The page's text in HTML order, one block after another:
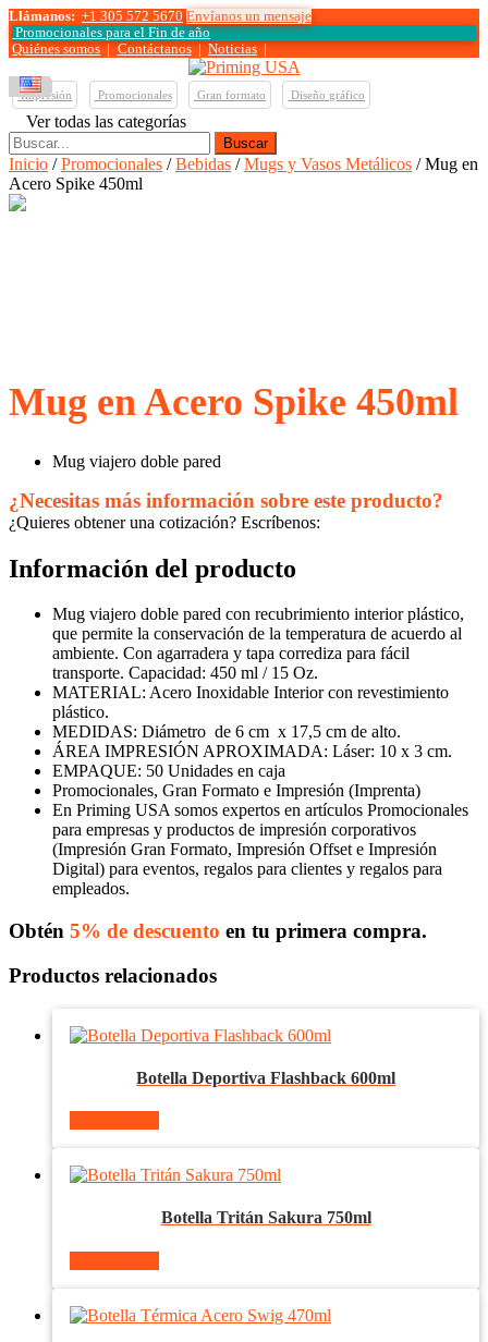
Llámanos: +1 305 572 5670 Envíanos un mensaje
Promocionales para elFin de año
Quiénes somos
Contáctanos Noticias
Impresión Promocionales Gran formato Diseño gráfico
Ver todas las categorías
Buscar:
Inicio /Promocionales /Bebidas /Mugs y Vasos Metálicos / Mug en
Acero Spike 450ml
Mug en Acero Spike 450ml
Mug viajero doble pared
¿Necesitas más información sobre este producto?
¿Quieres obtener una cotización? Escríbenos:
Información del producto
Mug viajero doble pared con recubrimiento interior plástico,
que permite la conservación de la temperatura de acuerdo al
ambiente. Con agarradera y tapa corrediza para fácil
transporte. Capacidad: 450 ml / 15 Oz.
MATERIAL: Acero Inoxidable Interior con revestimiento
plástico.
MEDIDAS: Diámetro de 6 cm x 17,5 cm de alto.
ÁREA IMPRESIÓN APROXIMADA: Láser: 10 x 3 cm.
EMPAQUE: 50 Unidades en caja
Promocionales, Gran Formato e Impresión (Imprenta)
En Priming USA somos expertos en artículos Promocionales
para empresas y productos de impresión corporativos
(Impresión Gran Formato, Impresión Offset e Impresión
Digital) para eventos, regalos para clientes y regalos para
empleados.
Obtén 5% de descuento en tu primera compra.
Productos relacionados
Botella Deportiva Flashback 600ml
Botella Tritán Sakura 750ml